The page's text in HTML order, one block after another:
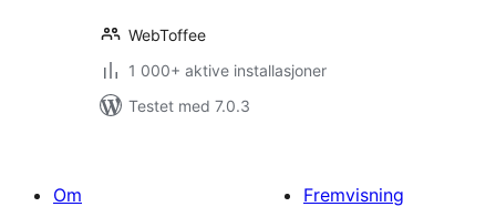
WebToffee
1 000+ aktive installasjoner
Testet med 7.0.3
Om
Fremvisning